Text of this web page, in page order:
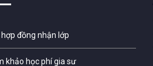
đồng nhận lớp
khảo học phí gia sư